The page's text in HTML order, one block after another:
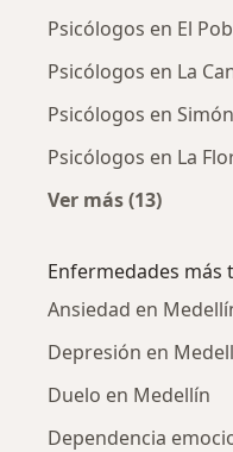
Psicólogos en El
Psicólogos en La
Psicólogos en
Psicólogos en La
Ver más (13)
Enfermedades más
Ansiedad en
Depresión en
Duelo en Medellín
Dependencia